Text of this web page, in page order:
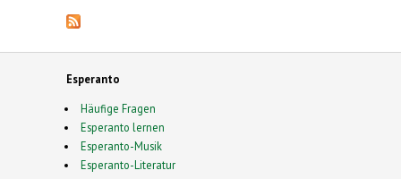
Esperanto
Häufige Fragen
Esperanto lernen
Esperanto-Musik
Esperanto-Literatur